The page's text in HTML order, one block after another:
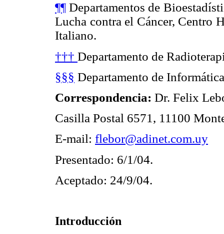
¶¶ Departamentos de
Lucha contra el Cáncer, Centro
Italiano.
††† Departamento de
§§§ Departamento de
Correspondencia: Dr. Felix
Casilla Postal 6571, 11100
E-mail: flebor@adinet.com.uy
Presentado: 6/1/04.
Aceptado: 24/9/04.
Introducción